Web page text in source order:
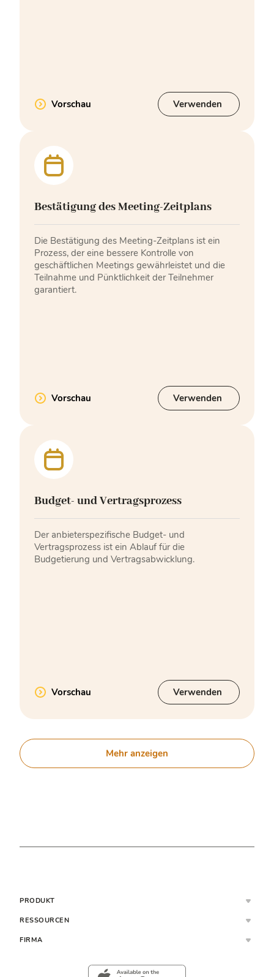
Vorschau Verwenden
Bestätigung des Meeting-Zeitplans
Die Bestätigung des Meeting-Zeitplans ist ein
Prozess, der eine bessere Kontrolle von
geschäftlichen Meetings gewährleistet und die
Teilnahme und Pünktlichkeit der Teilnehmer
garantiert.
Vorschau Verwenden
Budget- und Vertragsprozess
Der anbieterspezifische Budget- und
Vertragsprozess ist ein Ablauf für die
Budgetierung und Vertragsabwicklung.
Vorschau Verwenden
Mehr anzeigen
PRODUKT
RESSOURCEN
FIRMA